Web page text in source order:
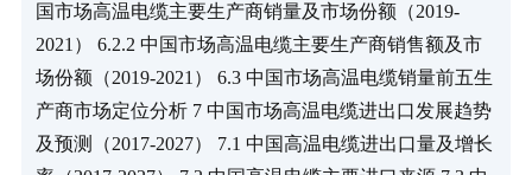
国市场高温电缆主要生产商销量及市场份额（2019-
2021） 6.2.2 中国市场高温电缆主要生产商销售额及市
场份额（2019-2021） 6.3 中国市场高温电缆销量前五生
产商市场定位分析 7 中国市场高温电缆进出口发展趋势
及预测（2017-2027） 7.1 中国高温电缆进出口量及增长